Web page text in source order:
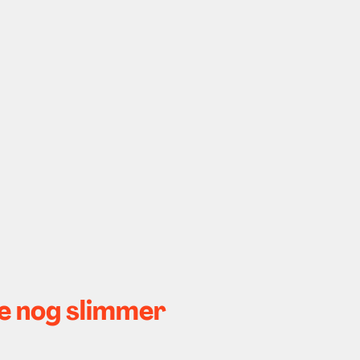
nog slimmer